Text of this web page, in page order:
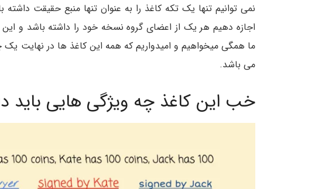
نمی توانیم تنها یک تکه کاغذ را به عنوان تنها منبع حقیقت
اجازه دهیم هر یک از اعضای گروه نسخه خود را داشته باشد و این
ما همگی میخواهیم و امیدواریم که همه این کاغذ ها در نهایت
می باشد.
خب این کاغذ چه ویژگی هایی باید